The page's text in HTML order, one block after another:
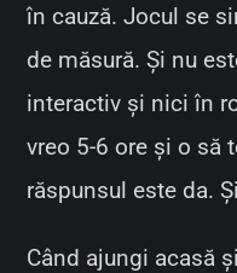
în cauză. Jocul se
de măsură. Și nu
interactiv și nici în
vreo 5-6 ore și o să
răspunsul este da.
Când ajungi acasă